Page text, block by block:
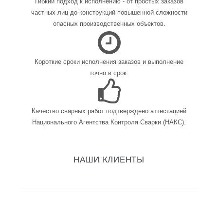
частных лиц до конструкций повышенной сложности
опасных производственных объектов.
Короткие сроки исполнения заказов и выполнение
точно в срок.
Качество сварных работ подтверждено аттестацией
Национального Агентства Контроля Сварки (НАКС).
НАШИ КЛИЕНТЫ